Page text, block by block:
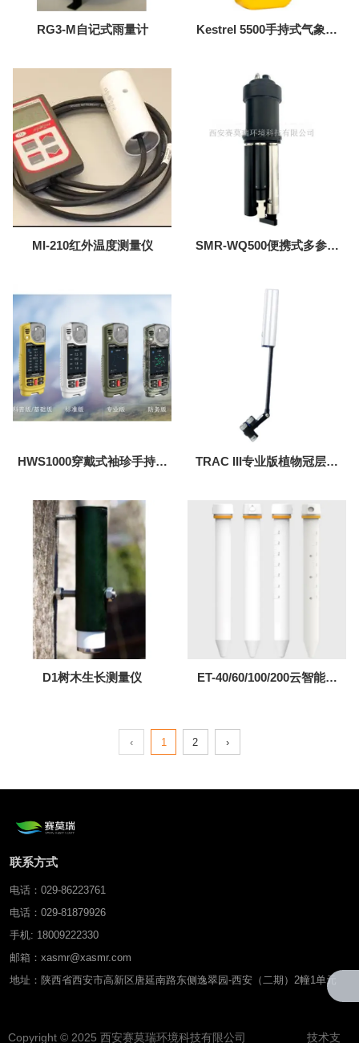
RG3-M自记式雨量计
Kestrel 5500手持式气象站
MI-210红外温度测量仪
SMR-WQ500便携式多参数
HWS1000穿戴式袖珍手持气
TRAC III专业版植物冠层分
D1树木生长测量仪
ET-40/60/100/200云智能土
‹ 1 2 ›
联系方式
电话：029-86223761
电话：029-81879926
手机: 18009222330
邮箱：xasmr@xasmr.com
地址：陕西省西安市高新区唐延南路东侧逸翠园-西安（二期）2幢1单元
Copyright © 2025 西安赛莫瑞环境科技有限公司 技术支